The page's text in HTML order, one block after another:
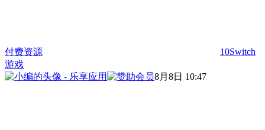
付费资源 10Switch
游戏
8月8日 10:47